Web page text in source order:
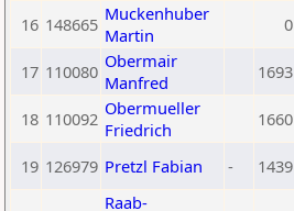
16 148665 Muckenhuber
Martin
0
17 110080 Obermair
Manfred
1693
18 110092 Obermueller
Friedrich
1660
19 126979 Pretzl Fabian - 1439
Raab-